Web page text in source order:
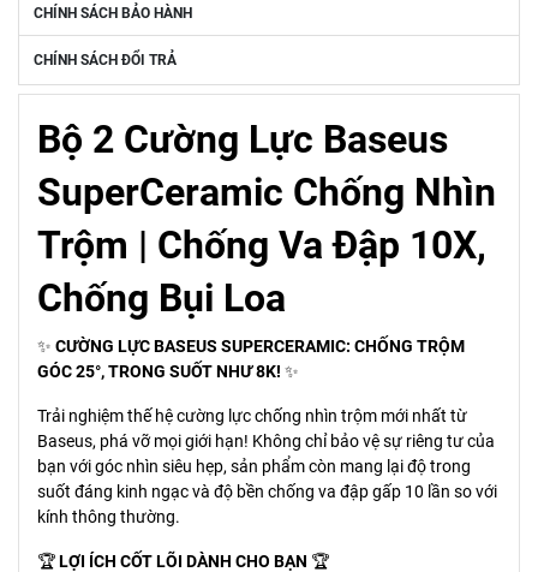
CHÍNH SÁCH BẢO HÀNH
CHÍNH SÁCH ĐỔI TRẢ
Bộ 2 Cường Lực Baseus
SuperCeramic Chống Nhìn
Trộm | Chống Va Đập 10X,
Chống Bụi Loa
✨ CƯỜNG LỰC BASEUS SUPERCERAMIC: CHỐNG TRỘM
GÓC 25°, TRONG SUỐT NHƯ 8K! ✨
Trải nghiệm thế hệ cường lực chống nhìn trộm mới nhất từ
Baseus, phá vỡ mọi giới hạn! Không chỉ bảo vệ sự riêng tư của
bạn với góc nhìn siêu hẹp, sản phẩm còn mang lại độ trong
suốt đáng kinh ngạc và độ bền chống va đập gấp 10 lần so với
kính thông thường.
🏆LỢI ÍCH CỐT LÕI DÀNH CHO BẠN 🏆